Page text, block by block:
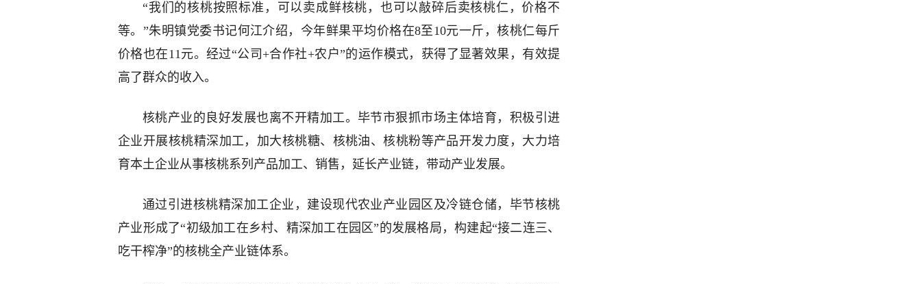
“我们的核桃按照标准，可以卖成鲜核桃，也可以敲碎后卖核桃仁，价格不
等。”朱明镇党委书记何江介绍，今年鲜果平均价格在8至10元一斤，核桃仁每斤
价格也在11元。经过“公司+合作社+农户”的运作模式，获得了显著效果，有效提
高了群众的收入。
核桃产业的良好发展也离不开精加工。毕节市狠抓市场主体培育，积极引进
企业开展核桃精深加工，加大核桃糖、核桃油、核桃粉等产品开发力度，大力培
育本土企业从事核桃系列产品加工、销售，延长产业链，带动产业发展。
通过引进核桃精深加工企业，建设现代农业产业园区及冷链仓储，毕节核桃
产业形成了“初级加工在乡村、精深加工在园区”的发展格局，构建起“接二连三、
吃干榨净”的核桃全产业链体系。